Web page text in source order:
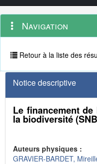
Navigation
outils
Menu
contextuel
Navigation
Retour à la liste des
Notice descriptive
Le financement
la biodiversité
Auteurs physiques :
GRAVIER-BARDET,